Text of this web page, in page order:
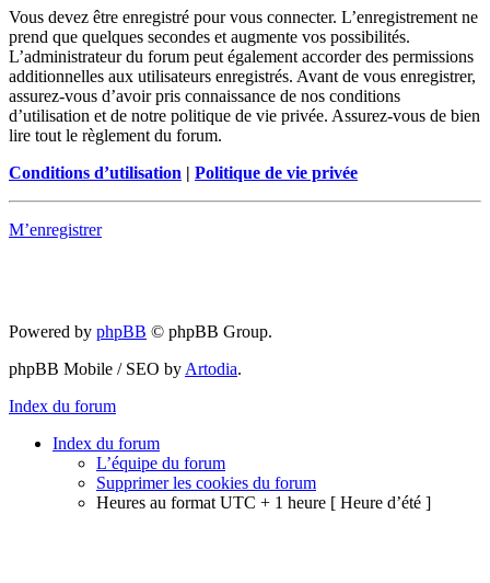
Vous devez être enregistré pour vous connecter. L’enregistrement ne
prend que quelques secondes et augmente vos possibilités.
L’administrateur du forum peut également accorder des permissions
additionnelles aux utilisateurs enregistrés. Avant de vous enregistrer,
assurez-vous d’avoir pris connaissance de nos conditions
d’utilisation et de notre politique de vie privée. Assurez-vous de bien
lire tout le règlement du forum.
Conditions d’utilisation | Politique de vie privée
M’enregistrer
Powered by phpBB © phpBB Group.
phpBB Mobile / SEO by Artodia.
Index du forum
Index du forum
L’équipe du forum
Supprimer les cookies du forum
Heures au format UTC + 1 heure [ Heure d’été ]